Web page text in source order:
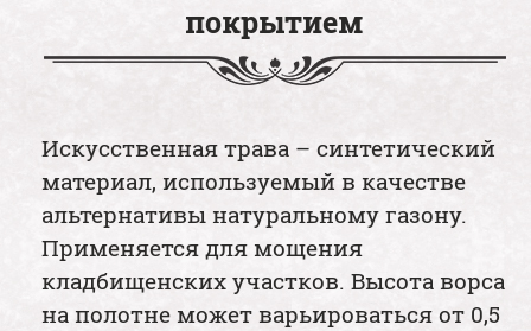
покрытием
Искусственная трава – синтетический
материал, используемый в качестве
альтернативы натуральному газону.
Применяется для мощения
кладбищенских участков. Высота ворса
на полотне может варьироваться от 0,5